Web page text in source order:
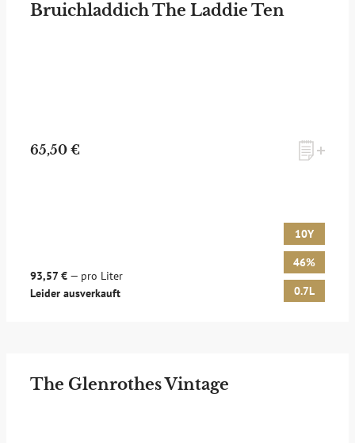
Bruichladdich The Laddie Ten
65,50 €
93,57 € — pro Liter
Leider ausverkauft
10Y
46%
0.7L
The Glenrothes Vintage